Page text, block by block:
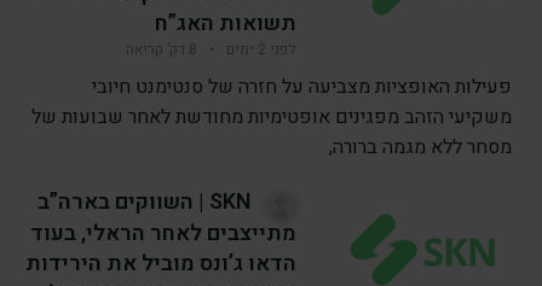
תשואות האג”ח
לפני 2 ימים • 8 דק’ קריאה
פעילות האופציות מצביעה על חזרה של סנטימנט חיובי
משקיעי הזהב מפגינים אופטימיות מחודשת לאחר שבועות של
מסחר ללא מגמה ברורה,
SKN | השווקים בארה”ב
מתייצבים לאחר הראלי, בעוד
הדאו ג’ונס מוביל את הירידות